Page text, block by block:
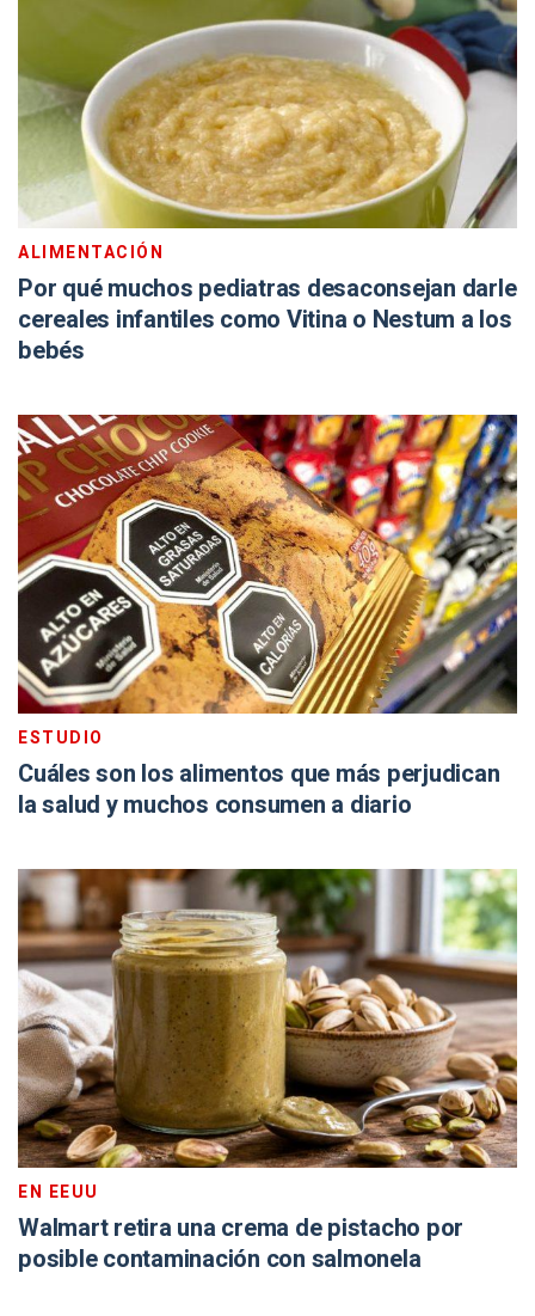
ALIMENTACIÓN
Por qué muchos pediatras desaconsejan darle
cereales infantiles como Vitina o Nestum a los
bebés
ESTUDIO
Cuáles son los alimentos que más perjudican
la salud y muchos consumen a diario
EN EEUU
Walmart retira una crema de pistacho por
posible contaminación con salmonela